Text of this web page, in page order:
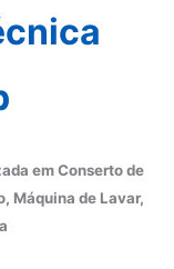
em Conserto de
Máquina de Lavar,